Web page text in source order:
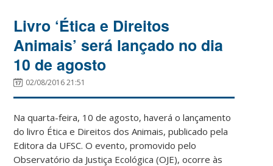
Livro ‘Ética e Direitos
Animais’ será lançado no dia
10 de agosto
02/08/2016 21:51
Na quarta-feira, 10 de agosto, haverá o lançamento
do livro Ética e Direitos dos Animais, publicado pela
Editora da UFSC. O evento, promovido pelo
Observatório da Justiça Ecológica (OJE), ocorre às